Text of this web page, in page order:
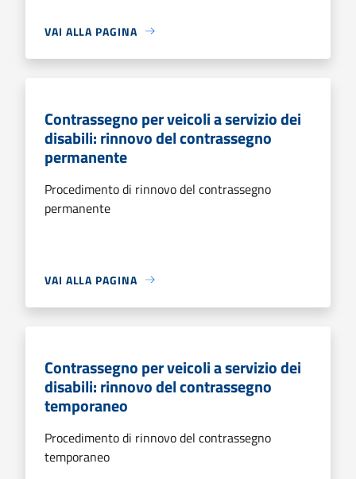
VAI ALLA PAGINA
Contrassegno per veicoli a servizio dei
disabili: rinnovo del contrassegno
permanente
Procedimento di rinnovo del contrassegno
permanente
VAI ALLA PAGINA
Contrassegno per veicoli a servizio dei
disabili: rinnovo del contrassegno
temporaneo
Procedimento di rinnovo del contrassegno
temporaneo